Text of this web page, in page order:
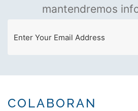
mantendremos
COLABORAN